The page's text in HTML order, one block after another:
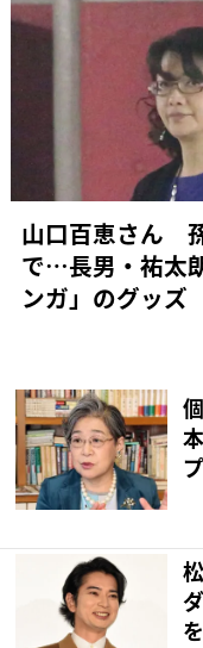
山口百恵さん
で…長男・祐太
ンガ」のグッズ